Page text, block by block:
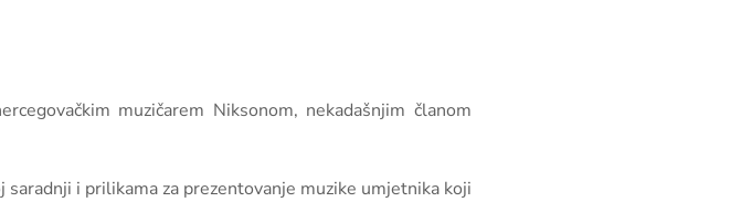
muzičarem Niksonom, nekadašnjim članom
i prilikama za prezentovanje muzike umjetnika koji